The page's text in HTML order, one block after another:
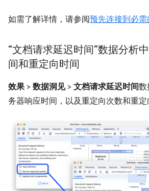
如需了解详情，请参阅预先连接到必需
“文档请求延迟时间”数据分析
间和重定向时间
效果 > 数据洞见> 文档请求延迟时间数
务器响应时间，以及重定向次数和重定